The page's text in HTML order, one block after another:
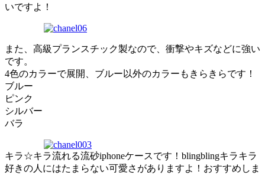
いですよ！
また、高級プランスチック製なので、衝撃やキズなどに強い
です。
4色のカラーで展開、ブルー以外のカラーもきらきらです！
ブルー
ピンク
シルバー
バラ
キラ☆キラ流れる流砂iphoneケースです！blingblingキラキラ
好きの人にはたまらない可愛さがありますよ！おすすめしま